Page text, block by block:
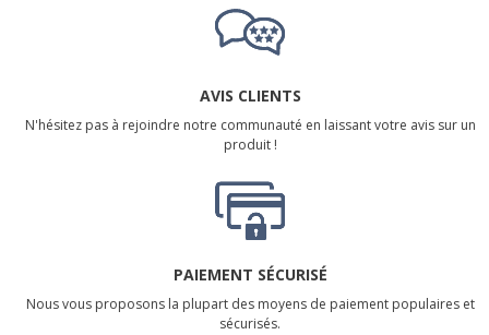
AVIS CLIENTS
N'hésitez pas à rejoindre notre communauté en laissant votre avis sur un
produit !
PAIEMENT SÉCURISÉ
Nous vous proposons la plupart des moyens de paiement populaires et
sécurisés.